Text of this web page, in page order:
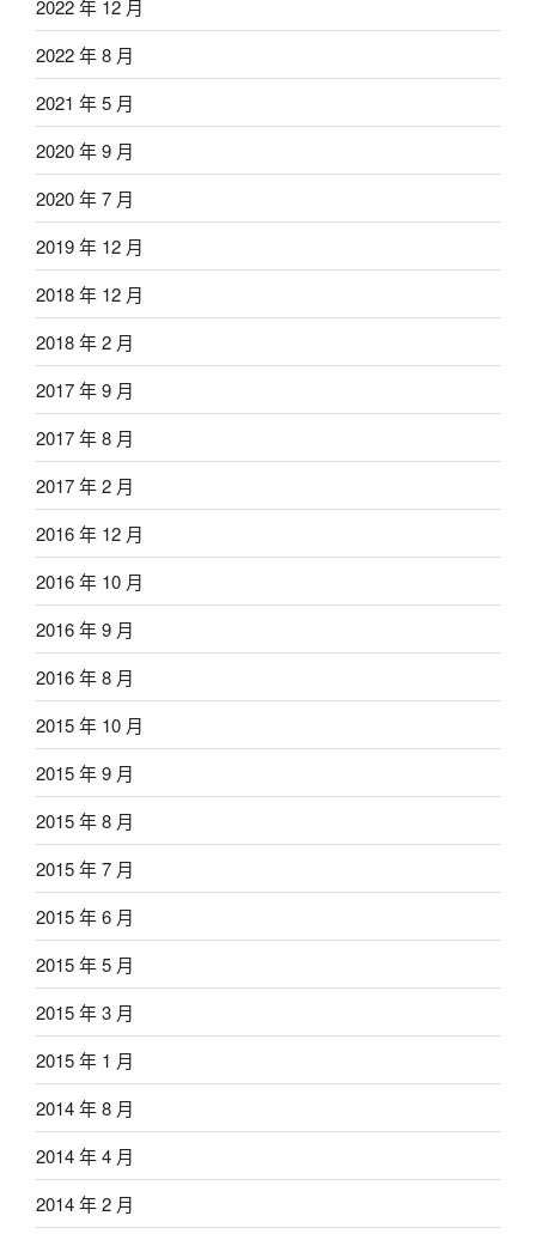
2022 年 12 月
2022 年 8 月
2021 年 5 月
2020 年 9 月
2020 年 7 月
2019 年 12 月
2018 年 12 月
2018 年 2 月
2017 年 9 月
2017 年 8 月
2017 年 2 月
2016 年 12 月
2016 年 10 月
2016 年 9 月
2016 年 8 月
2015 年 10 月
2015 年 9 月
2015 年 8 月
2015 年 7 月
2015 年 6 月
2015 年 5 月
2015 年 3 月
2015 年 1 月
2014 年 8 月
2014 年 4 月
2014 年 2 月